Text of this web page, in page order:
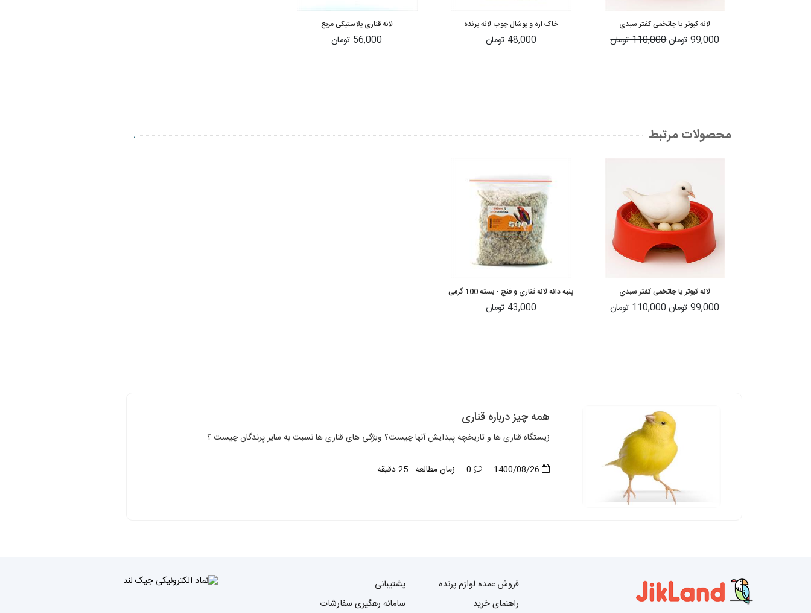
لانه کبوتر یا جاتخمی کفتر سبدی
99,000 تومان 110,000 تومان
خاک اره و پوشال چوب لانه پرنده
48,000 تومان
لانه قناری پلاستیکی مربع
56,000 تومان
محصولات مرتبط .
لانه کبوتر یا جاتخمی کفتر سبدی
99,000 تومان 110,000 تومان
پنبه دانه لانه قناری و فنچ - بسته 100 گرمی
43,000 تومان
همه چیز درباره قناری
زیستگاه قناری ها و تاریخچه پیدایش آنها چیست؟ ویژگی های قناری ها نسبت به سایر پرندگان چیست ؟
1400/08/26
0 زمان مطالعه : 25 دقیقه
فروش عمده لوازم پرنده
راهنمای خرید
پشتیبانی
سامانه رهگیری سفارشات